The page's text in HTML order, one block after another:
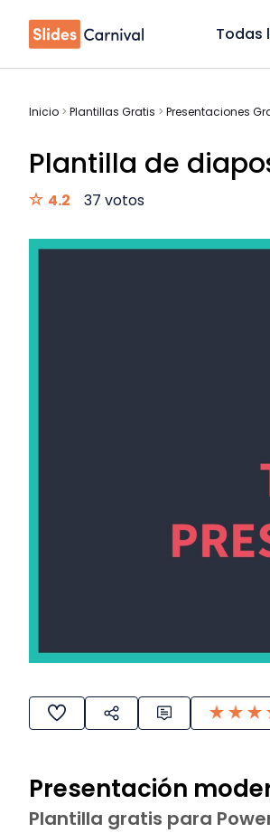
Todas
Inicio > Plantillas Gratis > Presentaciones
Plantilla de
4.2 37 votos
Presentación
Plantilla gratis para